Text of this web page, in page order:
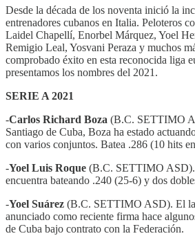
Desde la década de los noventa inició la
entrenadores cubanos en Italia. Peloteros
Laidel Chapellí, Enorbel Márquez, Yoel
Remigio Leal, Yosvani Peraza y muchos
comprobado éxito en esta reconocida liga
presentamos los nombres del 2021.
SERIE A 2021
-Carlos Richard Boza (B.C. SETTIMO
Santiago de Cuba, Boza ha estado
con varios conjuntos. Batea .286 (10 hits
-Yoel Luis Roque (B.C. SETTIMO ASD).
encuentra bateando .240 (25-6) y dos
-Yoel Suárez (B.C. SETTIMO ASD). El
anunciado como reciente firma hace
de Cuba bajo contrato con la Federación.